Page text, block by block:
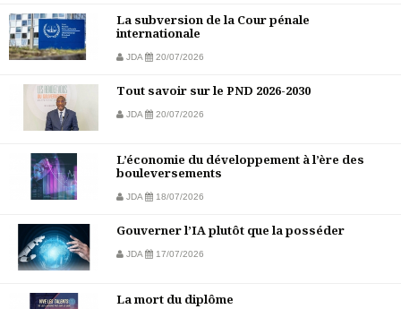
La subversion de la Cour pénale
internationale
JDA 20/07/2026
Tout savoir sur le PND 2026-2030
JDA 20/07/2026
L’économie du développement à l’ère des
bouleversements
JDA 18/07/2026
Gouverner l’IA plutôt que la posséder
JDA 17/07/2026
La mort du diplôme